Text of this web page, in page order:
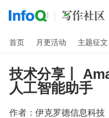
首页 月更活动 主题征文
技术分享丨
人工智能助手
作者： 伊克罗德信息科技